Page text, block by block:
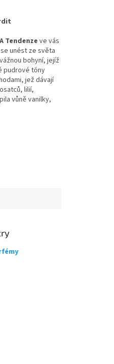
Tendenze ve vás
unést ze světa
bohyní, jejíž
pudrové tóny
jež dávají
lilií,
vůně vanilky,